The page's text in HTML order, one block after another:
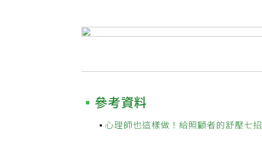
參考資料
心理師也這樣做！給照顧者的舒壓七招